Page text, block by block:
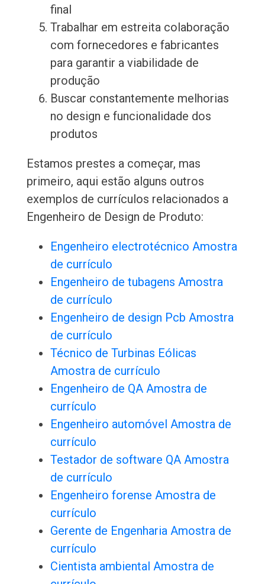
final
Trabalhar em estreita colaboração
com fornecedores e fabricantes
para garantir a viabilidade de
produção
Buscar constantemente melhorias
no design e funcionalidade dos
produtos
Estamos prestes a começar, mas
primeiro, aqui estão alguns outros
exemplos de currículos relacionados a
Engenheiro de Design de Produto:
Engenheiro electrotécnico Amostra
de currículo
Engenheiro de tubagens Amostra
de currículo
Engenheiro de design Pcb Amostra
de currículo
Técnico de Turbinas Eólicas
Amostra de currículo
Engenheiro de QA Amostra de
currículo
Engenheiro automóvel Amostra de
currículo
Testador de software QA Amostra
de currículo
Engenheiro forense Amostra de
currículo
Gerente de Engenharia Amostra de
currículo
Cientista ambiental Amostra de